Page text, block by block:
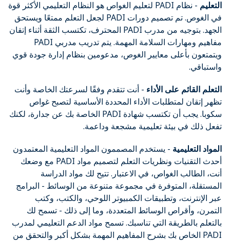
التعليم
- نظام PADI لتعليم الغواص هو النظام التعليمي الأكثر قوة
في الغوص. تم تصميم دورات PADI لجعل التعلم ممتعًا ويستحق
الجهد. بتوجيه من مدرب PADI المحترف، تكتسب الثقة أثناء إتقان
مفاهيم ومهارات السلامة المهمة. يتم تدريب مدربي PADI
ويتمتعون بأعلى معايير الغوص، مدعومين بنظام إدارة جودة قوي
واستباقي.
التعلم القائم على الأداء - أنت تتقدم وفقًا لسرعتك الخاصة وأنت
تظهر إتقان لمتطلبات الأداء المحددة الأساسية لتصبح غواص
سكوبا. يجب أن تكتسب شهادة PADI الخاصة بك عن جدارة، لكنك
تفعل ذلك في بيئة تعليمية مشجعة وداعمة.
المواد التعليمية - يستخدم المصممون المواد التعليمية المعتمدون
أحدث التقنيات ونظريات التعلم لتصميم مواد PADI مع وضعك
أنت، الطالب الغواص، في الاعتبار. تتيح لك مواد الدراسة
المستقلة، المتوفرة في مجموعة متنوعة من الوسائط - البرامج
عبر الإنترنت، وتطبيقات الكمبيوتر اللوحي، والكتب، وكتب
التمرن، وأقراص الوسائط المتعددة، وما إلى ذلك - تسمح لك
بالتعلم بالطريقة التي تناسبك. تسمح مواد الدعم التعليمي لمدرب
PADI الخاص بك بشرح المفاهيم المهمة بشكل أكبر والتحقق من